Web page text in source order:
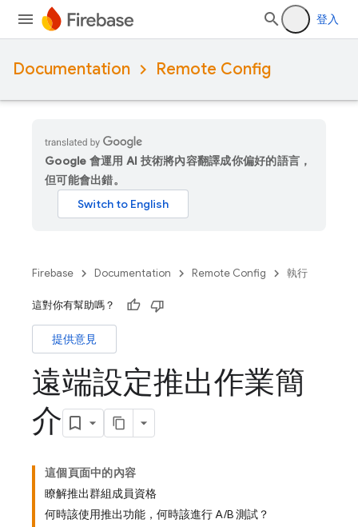
登入
Documentation Remote Config
Google 會運用 AI 技術將內容翻譯成你偏好的語言，
但可能會出錯。
Firebase Documentation Remote Config 執行
這對你有幫助嗎？
提供意見
遠端設定推出作業簡
介
這個頁面中的內容
瞭解推出群組成員資格
何時該使用推出功能，何時該進行 A/B 測試？